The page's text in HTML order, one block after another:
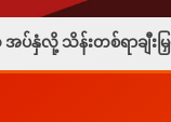
မြှင့်၊ပခုက္ကူ တပ်မ